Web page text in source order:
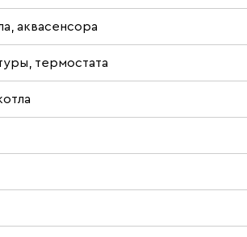
аквасенсора
термостата